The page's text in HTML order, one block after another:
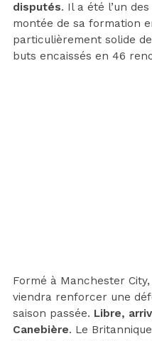
disputés. Il a été l’un
montée de sa formation
particulièrement solide
buts encaissés en 46
Formé à Manchester
viendra renforcer une
saison passée. Libre,
Canebière. Le